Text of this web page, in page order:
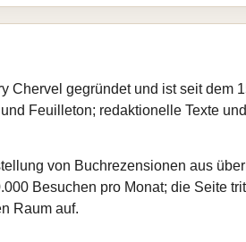
Chervel gegründet und ist seit dem
Feuilleton; redaktionelle Texte
von Buchrezensionen aus
Besuchen pro Monat; die Seite
Raum auf.